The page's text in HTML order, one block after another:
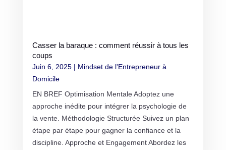
Casser la baraque : comment réussir à tous les
coups
Juin 6, 2025| Mindset de l'Entrepreneur à
Domicile
EN BREF Optimisation Mentale Adoptez une
approche inédite pour intégrer la psychologie de
la vente. Méthodologie Structurée Suivez un plan
étape par étape pour gagner la confiance et la
discipline. Approche et Engagement Abordez les